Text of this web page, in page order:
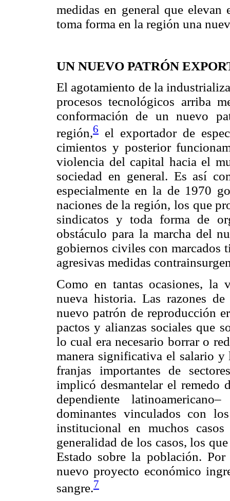
medidas en general que
toma forma en la región una
UN NUEVO PATRÓN
El agotamiento de la
procesos tecnológicos arriba
conformación de un nuevo
región,6
el exportador de
cimientos y posterior
violencia del capital hacia el
sociedad en general. Es así
especialmente en la de 1970
naciones de la región, los que
sindicatos y toda forma de
obstáculo para la marcha del
gobiernos civiles con marcados
agresivas medidas
Como en tantas ocasiones, la
nueva historia. Las razones
nuevo patrón de reproducción
pactos y alianzas sociales que
lo cual era necesario borrar o
manera significativa el salario y
franjas importantes de
implicó desmantelar el remedo
dependiente
dominantes vinculados con
institucional en muchos
generalidad de los casos, los
Estado sobre la población.
nuevo proyecto económico
sangre.7